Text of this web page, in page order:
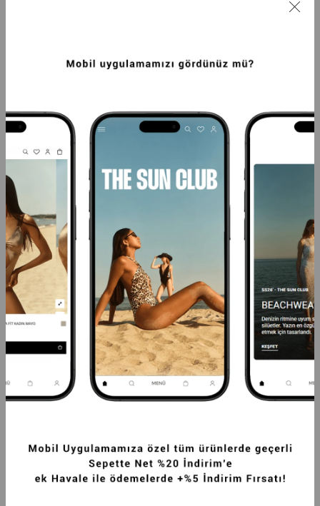
PREMIUM UZUN TÜYLÜ KADIN REX SUNI
KÜRK KABAN EKRU
16.249,99TL 12.999,99TL
SEPETTE %20 İNDİRİM
PREMIUM UZUN TÜYLÜ KADIN REX SUNI
KÜRK KABAN KAHVERENGI
16.249,99TL
SEPETTE %20 İNDİRİM
+5